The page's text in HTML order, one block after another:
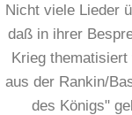
Nicht viele Lieder
daß in ihrer
Krieg
aus der Rankin/
des Königs"